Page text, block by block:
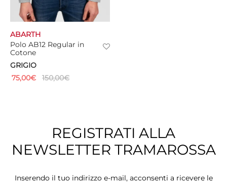
Polo AB12 Regular in
Cotone
GRIGIO
ABARTH
75,00€ 150,00€
REGISTRATI ALLA
NEWSLETTER TRAMAROSSA
Inserendo il tuo indirizzo e-mail, acconsenti a ricevere le